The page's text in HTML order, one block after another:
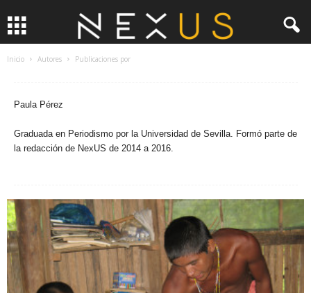
Inicio Autores Publicaciones por
Paula Pérez
Graduada en Periodismo por la Universidad de Sevilla. Formó parte de
la redacción de NexUS de 2014 a 2016.